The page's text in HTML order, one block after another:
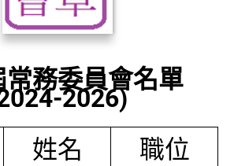
常務委員會名單
2026)
姓名
職位